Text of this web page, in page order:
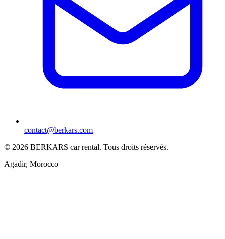
contact@berkars.com
© 2026 BERKARS car rental. Tous droits réservés.
Agadir, Morocco